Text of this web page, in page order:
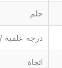
حلم
درجة علمية
اتجاة